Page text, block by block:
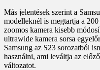
Más jelentések szerint a
modelleknél is megtartja a
zoomos kamera kisebb
ultrawide kamera sorsa
Samsung az S23 sorozatból
használni, ami leváltja az
változatot.